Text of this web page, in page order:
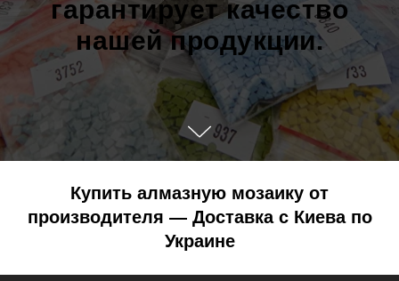
гарантирует качество
нашей продукции.
Купить алмазную мозаику от
производителя — Доставка с Киева по
Украине